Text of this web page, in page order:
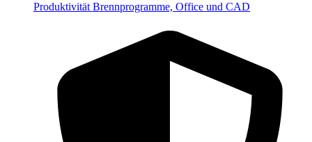
Produktivität Brennprogramme, Office und CAD